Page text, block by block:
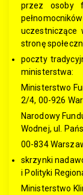
przez osoby
uczestniczące
stronę
poczty
ministerstwa:
Ministerstwo
2/4, 00-926
Narodowy
Wodnej, ul.
00-834
skrzynki
i Polityki
Ministerstwo